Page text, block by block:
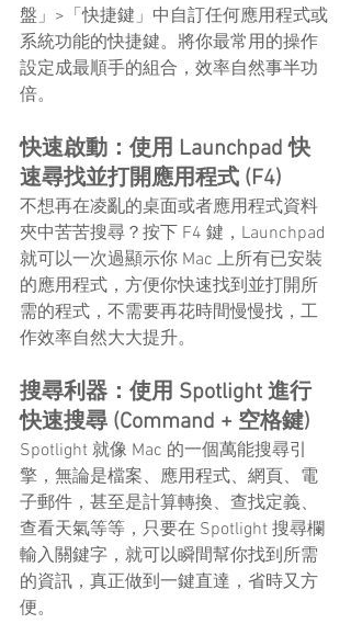
盤」>「快捷鍵」中自訂任何應用程式或
系統功能的快捷鍵。將你最常用的操作
設定成最順手的組合，效率自然事半功
倍。
快速啟動：使用 Launchpad 快
速尋找並打開應用程式 (F4)
不想再在凌亂的桌面或者應用程式資料
夾中苦苦搜尋？按下 F4 鍵，Launchpad
就可以一次過顯示你 Mac 上所有已安裝
的應用程式，方便你快速找到並打開所
需的程式，不需要再花時間慢慢找，工
作效率自然大大提升。
搜尋利器：使用 Spotlight 進行
快速搜尋 (Command + 空格鍵)
Spotlight 就像 Mac 的一個萬能搜尋引
擎，無論是檔案、應用程式、網頁、電
子郵件，甚至是計算轉換、查找定義、
查看天氣等等，只要在 Spotlight 搜尋欄
輸入關鍵字，就可以瞬間幫你找到所需
的資訊，真正做到一鍵直達，省時又方
便。